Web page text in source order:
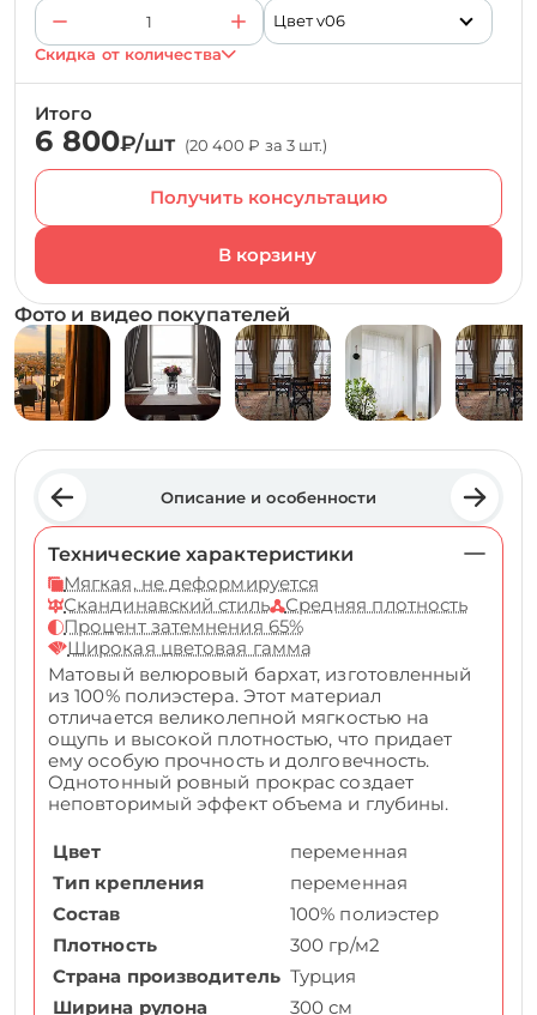
Цвет v06
Скидка от количества
Итого
6 800₽/шт (20 400 ₽ за 3 шт.)
Получить консультацию
Фото и видео покупателей
Описание и особенности
Технические характеристики
Мягкая, не деформируется
Скандинавский стиль
Средняя плотность
Процент затемнения 65%
Широкая цветовая гамма
Матовый велюровый бархат, изготовленный
из 100% полиэстера. Этот материал
отличается великолепной мягкостью на
ощупь и высокой плотностью, что придает
ему особую прочность и долговечность.
Однотонный ровный прокрас создает
неповторимый эффект объема и глубины.
Цвет
переменная
Тип крепления
переменная
Состав
100% полиэстер
Плотность
300 гр/м2
Страна производитель Турция
Ширина рулона
300 см